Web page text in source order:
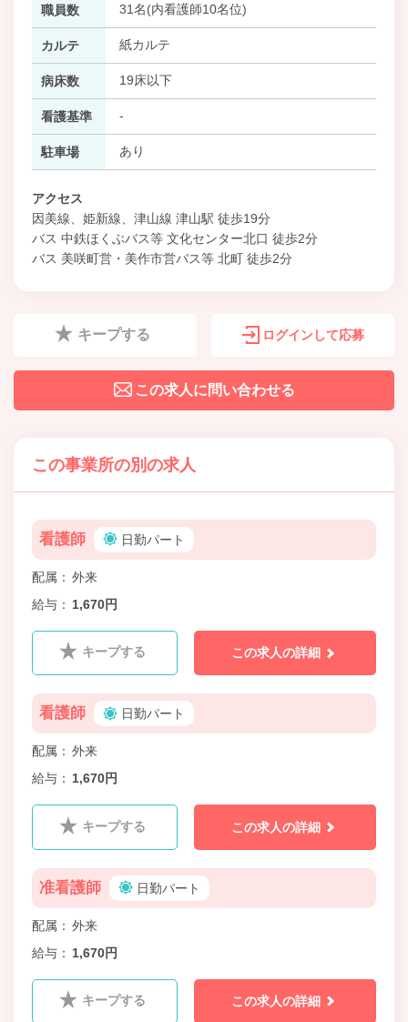
職員数 31名(内看護師10名位)
カルテ 紙カルテ
病床数 19床以下
看護基準 -
駐車場 あり
アクセス
因美線、姫新線、津山線 津山駅 徒歩19分
バス 中鉄ほくぶバス等 文化センター北口 徒歩2分
バス 美咲町営・美作市営バス等 北町 徒歩2分
キープする ログインして応募
この求人に問い合わせる
この事業所の別の求人
看護師 日勤パート
配属
外来
給与
1,670円
キープする この求人の詳細
看護師 日勤パート
配属
外来
給与
1,670円
キープする この求人の詳細
准看護師 日勤パート
配属
外来
給与
1,670円
キープする この求人の詳細